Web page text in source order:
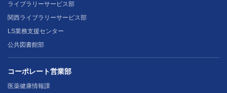
ライブラリーサービス部
関西ライブラリーサービス部
LS業務支援センター
公共図書館部
コーポレート営業部
医薬健康情報課